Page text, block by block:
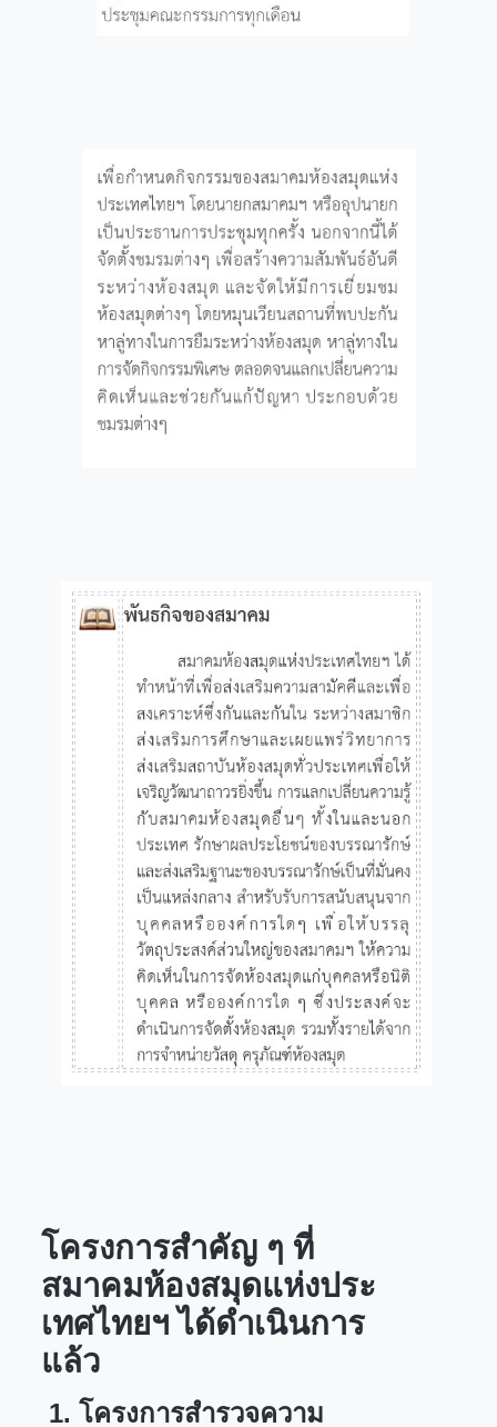
โครงการสำคัญ ๆ ที่
สมาคมห้องสมุดแห่งประ
เทศไทยฯ ได้ดำเนินการ
แล้ว
1. โครงการสำรวจความ